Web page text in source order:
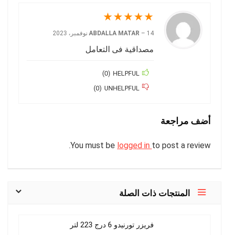
★
★
★
★
★
ABDALLA MATAR – 14 نوفمبر، 2023
مصداقية فى التعامل
HELPFUL
(
0
)
UNHELPFUL
(
0
)
أضف مراجعة
You must be logged in to post a review.
المنتجات ذات الصلة
فريزر تورنيدو 6 درج 223 لتر